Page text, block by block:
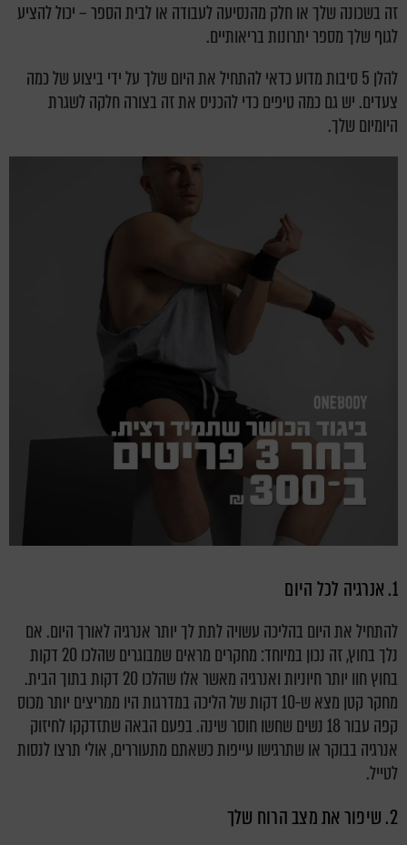
זה בשכונה שלך או חלק מהנסיעה לעבודה או לבית הספר – יכול להציע
לגוף שלך מספר יתרונות בריאותיים.
להלן 5 סיבות מדוע כדאי להתחיל את היום שלך על ידי ביצוע של כמה
צעדים. יש גם כמה טיפים כדי להכניס את זה בצורה חלקה לשגרת
היומיום שלך.
1. אנרגיה לכל היום
להתחיל את היום בהליכה עשויה לתת לך יותר אנרגיה לאורך היום. אם
נלך בחוץ, זה נכון במיוחד: מחקרים מראים שמבוגרים שהלכו 20 דקות
בחוץ חוו יותר חיוניות ואנרגיה מאשר אלו שהלכו 20 דקות בתוך הבית.
מחקר קטן מצא ש-10 דקות של הליכה במדרגות היו ממריצים יותר מכוס
קפה עבור 18 נשים שחשו חוסר שינה. בפעם הבאה שתזדקקו לחיזוק
אנרגיה בבוקר או שתרגישו עייפות כשאתם מתעוררים, אולי תרצו לנסות
לטייל.
2. שיפור את מצב הרוח שלך